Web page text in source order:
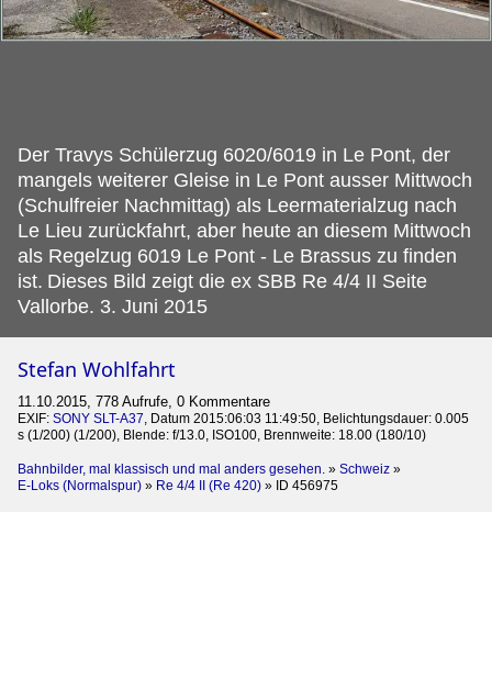
Der Travys Schülerzug 6020/6019 in Le Pont, der
mangels weiterer Gleise in Le Pont ausser Mittwoch
(Schulfreier Nachmittag) als Leermaterialzug nach
Le Lieu zurückfahrt, aber heute an diesem Mittwoch
als Regelzug 6019 Le Pont - Le Brassus zu finden
ist. Dieses Bild zeigt die ex SBB Re 4/4 II Seite
Vallorbe. 3. Juni 2015
Stefan Wohlfahrt
11.10.2015, 778 Aufrufe, 0 Kommentare
EXIF: SONY SLT-A37, Datum 2015:06:03 11:49:50, Belichtungsdauer: 0.005
s (1/200) (1/200), Blende: f/13.0, ISO100, Brennweite: 18.00 (180/10)
Bahnbilder, mal klassisch und mal anders gesehen. » Schweiz »
E-Loks (Normalspur) » Re 4/4 II (Re 420) » ID 456975